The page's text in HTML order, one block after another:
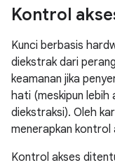
Kontrol
Kunci berbasis
diekstrak dari
keamanan jika
hati (meskipun lebih
diekstraksi). Oleh
menerapkan kontrol
Kontrol akses